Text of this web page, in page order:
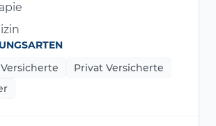
Privat Versicherte